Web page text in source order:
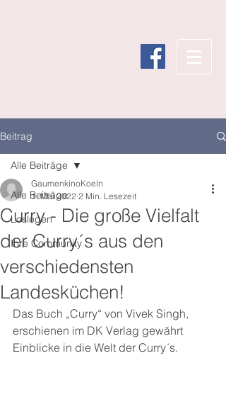
Beitrag
Alle Beiträge
Loslegen
Ihre Community
Alle Beiträge
Curry - Die große Vielfalt
der Curry´s aus den
verschiedensten
Landesküchen!
GaumenkinoKoeln
1. Mai 2022 2 Min. Lesezeit
Das Buch „Curry“ von Vivek Singh,
erschienen im DK Verlag gewährt
Einblicke in die Welt der Curry´s.